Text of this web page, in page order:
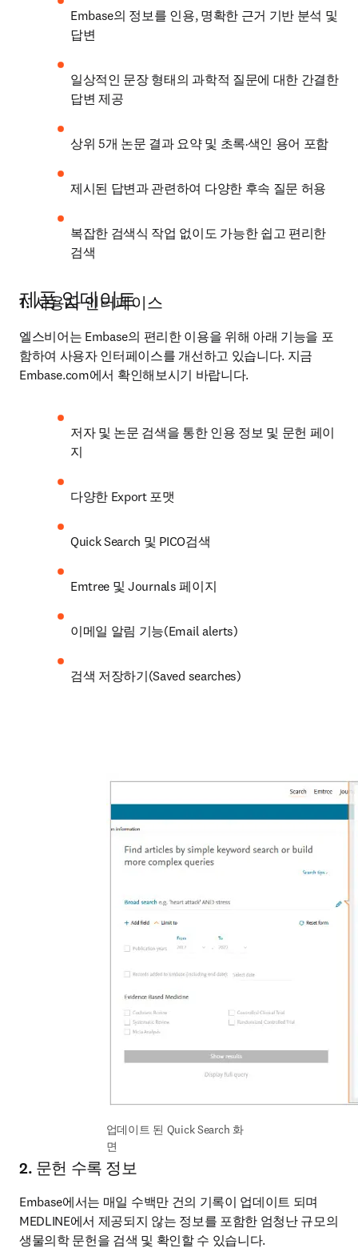
Embase의 정보를 인용, 명확한 근거 기반 분석 및
답변
일상적인 문장 형태의 과학적 질문에 대한 간결한
답변 제공
상위 5개 논문 결과 요약 및 초록·색인 용어 포함
제시된 답변과 관련하여 다양한 후속 질문 허용
복잡한 검색식 작업 없이도 가능한 쉽고 편리한
검색
제품 업데이트
1. 사용자 인터페이스
엘스비어는 Embase의 편리한 이용을 위해 아래 기능을 포
함하여 사용자 인터페이스를 개선하고 있습니다. 지금
Embase.com에서 확인해보시기 바랍니다.
저자 및 논문 검색을 통한 인용 정보 및 문헌 페이
지
다양한 Export 포맷
Quick Search 및 PICO검색
Emtree 및 Journals 페이지
이메일 알림 기능(Email alerts)
검색 저장하기(Saved searches)
업데이트 된 Quick Search 화
면
2. 문헌 수록 정보
Embase에서는 매일 수백만 건의 기록이 업데이트 되며
MEDLINE에서 제공되지 않는 정보를 포함한 엄청난 규모의
생물의학 문헌을 검색 및 확인할 수 있습니다.